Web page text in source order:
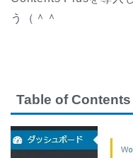
う（＾＾
Table of Contents